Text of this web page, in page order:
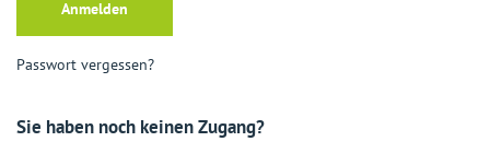
Passwort vergessen?
Sie haben noch keinen Zugang?